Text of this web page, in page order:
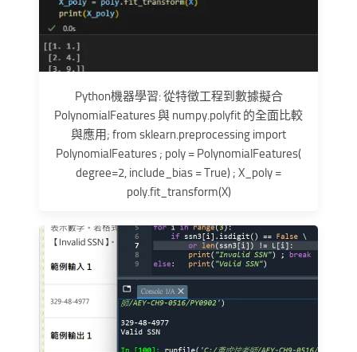
Python機器學習: 從特徵工程到數據擬合
PolynomialFeatures 與 numpy.polyfit 的全面比較
與應用; from sklearn.preprocessing import
PolynomialFeatures ; poly = PolynomialFeatures(
degree=2, include_bias = True) ; X_poly =
poly.fit_transform(X)